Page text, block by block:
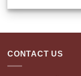
CONTACT US